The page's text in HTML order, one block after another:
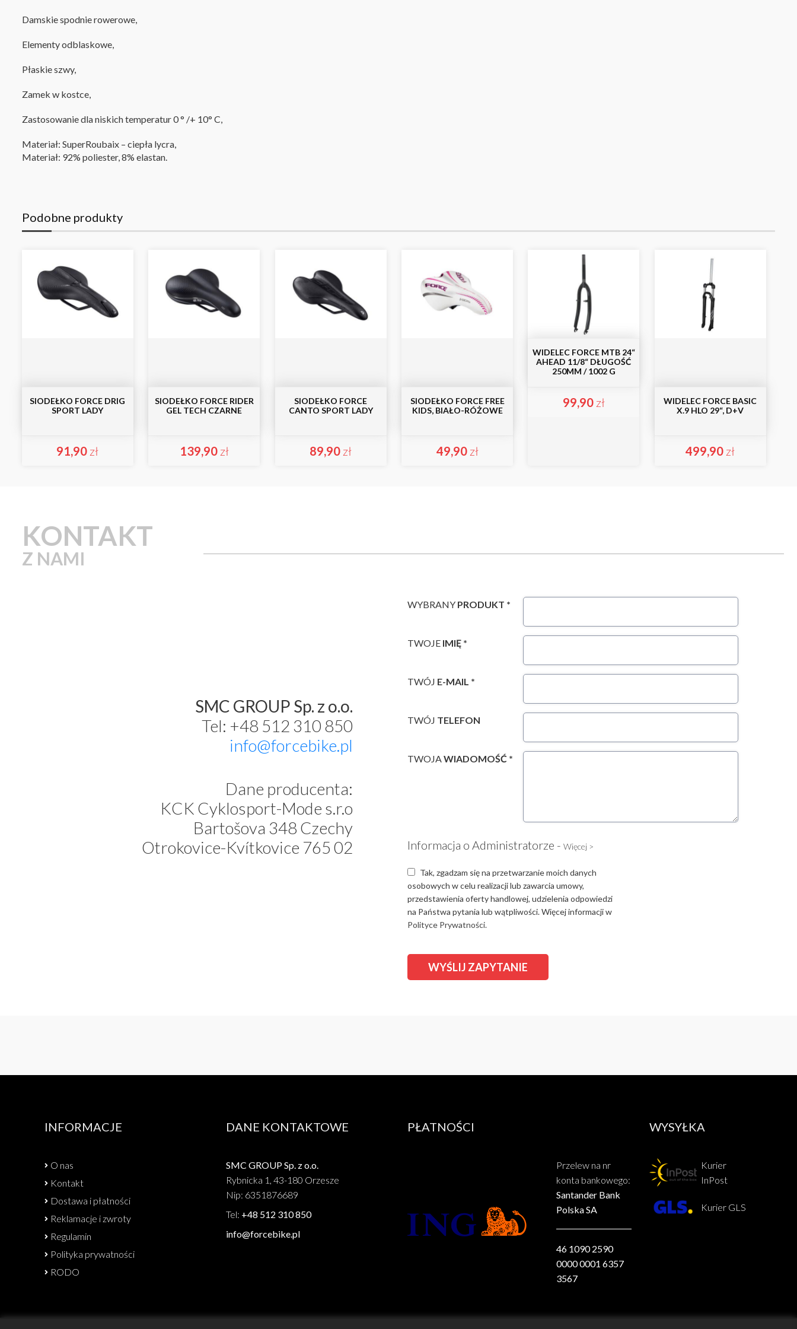
Damskie spodnie rowerowe,
Elementy odblaskowe,
Płaskie szwy,
Zamek w kostce,
Zastosowanie dla niskich temperatur0° /+ 10° C,
Materiał: SuperRoubaix – ciepła lycra,
Materiał: 92% poliester, 8% elastan.
Podobne produkty
SIODEŁKO FORCE DRIG
SPORT LADY
91,90 zł
SIODEŁKO FORCE RIDER
GEL TECH CZARNE
139,90 zł
SIODEŁKO FORCE
CANTO SPORT LADY
89,90 zł
SIODEŁKO FORCE FREE
KIDS, BIAŁO-RÓŻOWE
49,90 zł
WIDELEC FORCE MTB 24“
AHEAD 11/8“ DŁUGOŚĆ
250MM / 1002 G
99,90 zł
WIDELEC FORCE BASIC
X.9 HLO 29“, D+V
499,90 zł
KONTAKT
Z NAMI
SMC GROUP Sp. z o.o.
Tel: +48 512 310 850
info@forcebike.pl
Dane producenta:
KCK Cyklosport-Mode s.r.o
Bartošova 348 Czechy
Otrokovice-Kvítkovice 765 02
WYBRANY PRODUKT *
TWOJE IMIĘ *
TWÓJ E-MAIL *
TWÓJ TELEFON
TWOJAWIADOMOŚĆ *
Informacja o Administratorze - Więcej >
Tak, zgadzam się na przetwarzanie moich danych
osobowych w celu realizacji lub zawarcia umowy,
przedstawienia oferty handlowej, udzielenia odpowiedzi
na Państwa pytania lub wątpliwości. Więcej informacji w
Polityce Prywatności.
INFORMACJE
O nas
Kontakt
Dostawa i płatności
Reklamacje i zwroty
Regulamin
Polityka prywatności
RODO
DANE KONTAKTOWE
SMC GROUP Sp. z o.o.
Rybnicka 1, 43-180 Orzesze
Nip: 6351876689
Tel: +48 512 310 850
info@forcebike.pl
PŁATNOŚCI
Przelew na nr
konta bankowego:
Santander Bank
Polska SA
46 1090 2590
0000 0001 6357
3567
WYSYŁKA
Kurier
InPost
Kurier GLS